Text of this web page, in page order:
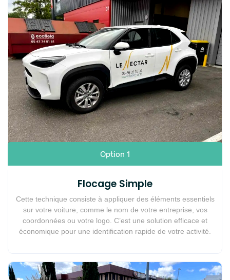
Option 1
Flocage Simple
Cette technique consiste à appliquer des éléments essentiels
sur votre voiture, comme le nom de votre entreprise, vos
coordonnées ou votre logo. C’est une solution efficace et
économique pour une identification rapide de votre activité.